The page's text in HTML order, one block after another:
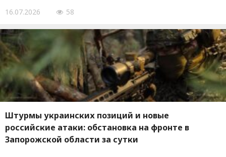
16.07.2026 58
Штурмы украинских позиций и новые
российские атаки: обстановка на фронте в
Запорожской области за сутки